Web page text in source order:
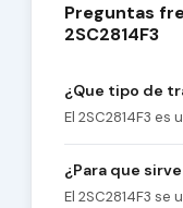
Preguntas
2SC2814F3
¿Que tipo de
El 2SC2814F3 es
¿Para que
El 2SC2814F3